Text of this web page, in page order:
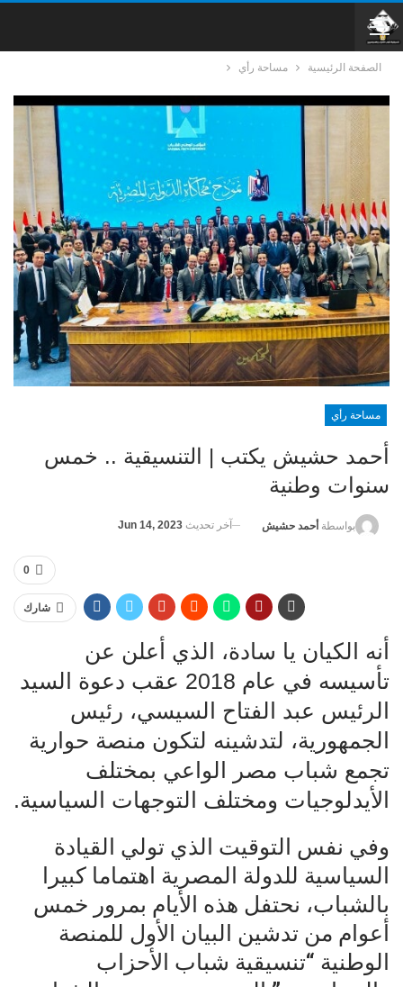
الصفحة الرئيسية مساحة رأي
مساحة رأي
أحمد حشيش يكتب | التنسيقية .. خمس
سنوات وطنية
بواسطة أحمد حشيش آخر تحديث Jun 14, 2023
0
شارك
أنه الكيان يا سادة، الذي أعلن عن
تأسيسه في عام 2018 عقب دعوة السيد
الرئيس عبد الفتاح السيسي، رئيس
الجمهورية، لتدشينه لتكون منصة حوارية
تجمع شباب مصر الواعي بمختلف
الأيدلوجيات ومختلف التوجهات السياسية.
وفي نفس التوقيت الذي تولي القيادة
السياسية للدولة المصرية اهتماما كبيرا
بالشباب، نحتفل هذه الأيام بمرور خمس
أعوام من تدشين البيان الأول للمنصة
الوطنية “تنسيقية شباب الأحزاب